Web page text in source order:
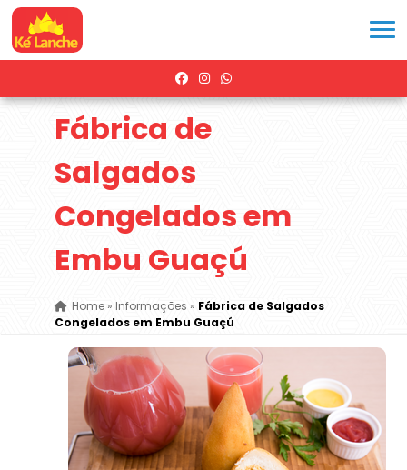
Fábrica de
Salgados
Congelados em
Embu Guaçú
Home» Informações » Fábrica de Salgados
Congelados em Embu Guaçú